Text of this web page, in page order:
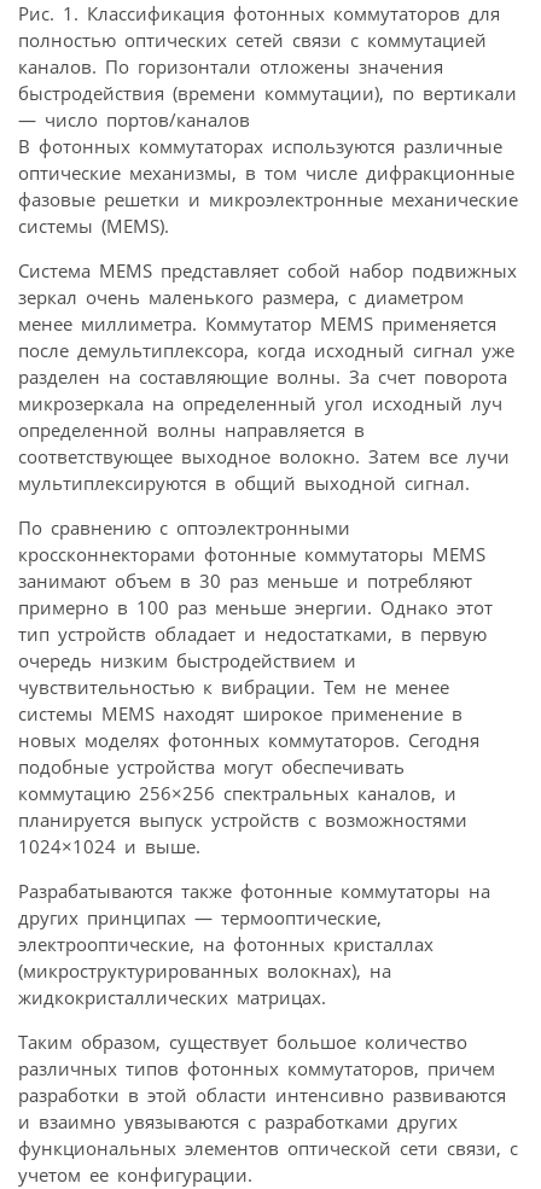
Рис. 1. Классификация фотонных коммутаторов для
полностью оптических сетей связи с коммутацией
каналов. По горизонтали отложены значения
быстродействия (времени коммутации), по вертикали
— число портов/каналов
В фотонных коммутаторах используются различные
оптические механизмы, в том числе дифракционные
фазовые решетки и микроэлектронные механические
системы (MEMS).
Система MEMS представляет собой набор подвижных
зеркал очень маленького размера, с диаметром
менее миллиметра. Коммутатор MEMS применяется
после демультиплексора, когда исходный сигнал уже
разделен на составляющие волны. За счет поворота
микрозеркала на определенный угол исходный луч
определенной волны направляется в
соответствующее выходное волокно. Затем все лучи
мультиплексируются в общий выходной сигнал.
По сравнению с оптоэлектронными
кроссконнекторами фотонные коммутаторы MEMS
занимают объем в 30 раз меньше и потребляют
примерно в 100 раз меньше энергии. Однако этот
тип устройств обладает и недостатками, в первую
очередь низким быстродействием и
чувствительностью к вибрации. Тем не менее
системы MEMS находят широкое применение в
новых моделях фотонных коммутаторов. Сегодня
подобные устройства могут обеспечивать
коммутацию 256×256 спектральных каналов, и
планируется выпуск устройств с возможностями
1024×1024 и выше.
Разрабатываются также фотонные коммутаторы на
других принципах — термооптические,
электрооптические, на фотонных кристаллах
(микроструктурированных волокнах), на
жидкокристаллических матрицах.
Таким образом, существует большое количество
различных типов фотонных коммутаторов, причем
разработки в этой области интенсивно развиваются
и взаимно увязываются с разработками других
функциональных элементов оптической сети связи, с
учетом ее конфигурации.